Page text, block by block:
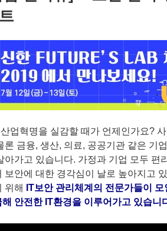
업혁명을 실감할 때가 언제인가요?
론 금융, 생산, 의료, 공공기관 같은 기
아가고 있습니다. 가정과 기업 모두 편
보안에 대한 경각심이 날로 높아지고
위해
IT보안 관리체계의 전문가들이
해 안전한 IT환경을 이루어가고 있습니